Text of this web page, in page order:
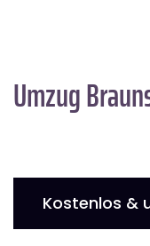
Umzug
Kostenlos &